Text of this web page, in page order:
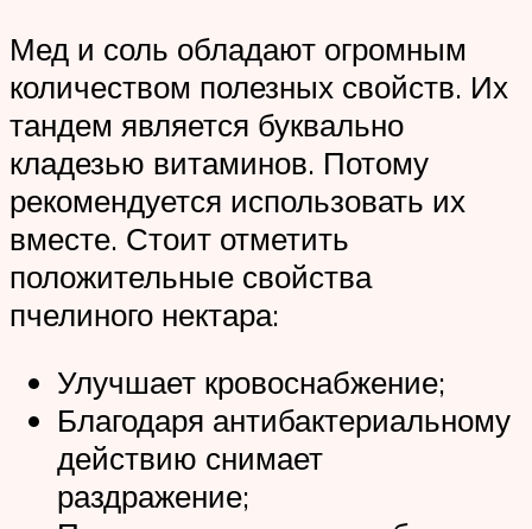
Мед и соль обладают огромным
количеством полезных свойств. Их
тандем является буквально
кладезью витаминов. Потому
рекомендуется использовать их
вместе. Стоит отметить
положительные свойства
пчелиного нектара:
Улучшает кровоснабжение;
Благодаря антибактериальному
действию снимает
раздражение;